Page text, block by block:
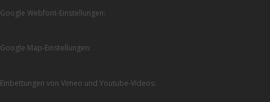
Google Webfont-Einstellungen:
Google Map-Einstellungen:
Einbettungen von Vimeo und Youtube-Videos: